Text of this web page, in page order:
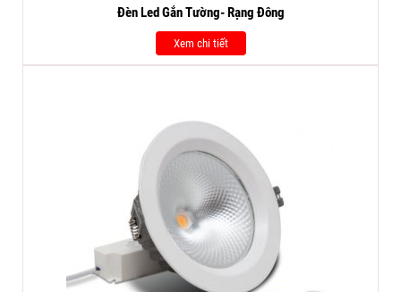
Đèn Led Gắn Tường- Rạng Đông
Xem chi tiết